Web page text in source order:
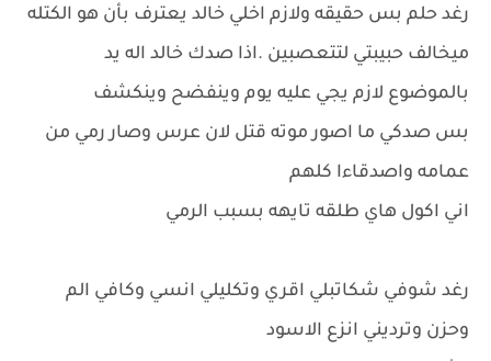
رغد حلم بس حقيقه ولازم اخلي خالد يعترف بأن هو الكتله
ميخالف حبيبتي لتتعصبين .اذا صدك خالد اله يد
بالموضوع لازم يجي عليه يوم وينفضح وينكشف
بس صدكي ما اصور موته قتل لان عرس وصار رمي من
عمامه واصدقاءا كلهم
اني اكول هاي طلقه تايهه بسبب الرمي
رغد شوفي شكاتبلي اقري وتكليلي انسي وكافي الم
وحزن وترديني انزع الاسود